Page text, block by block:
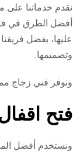
أفضل الطرق في
عليها، بفضل
وتصميمها.
ونوفر فني زجاج
فتح
ونستخدم أفضل